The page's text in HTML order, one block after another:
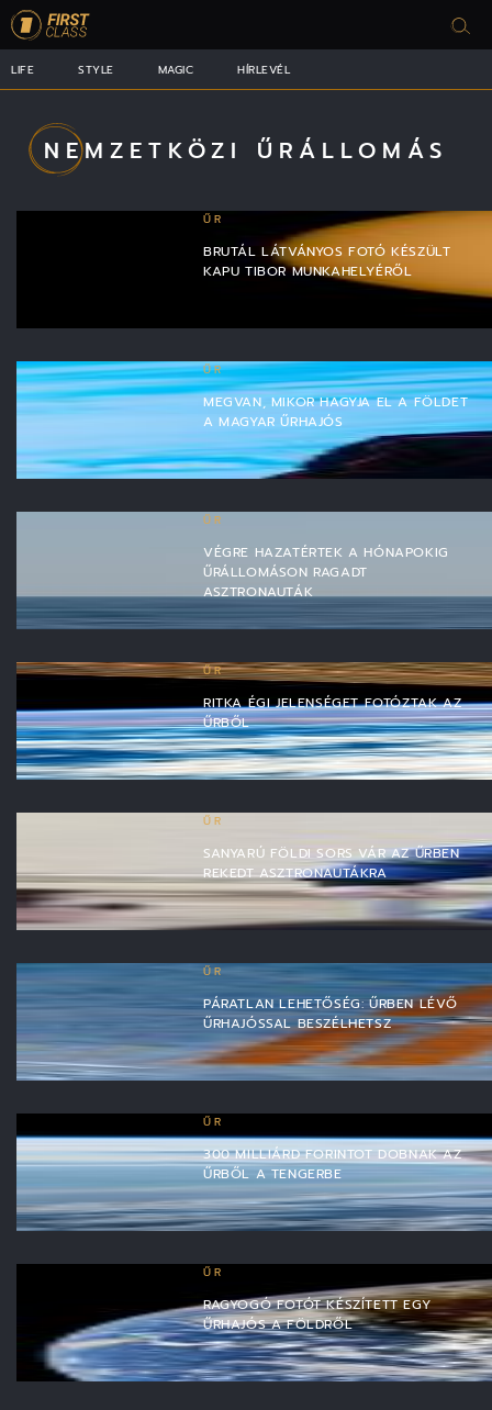
LIFE STYLE MAGIC HÍRLEVÉL
NEMZETKÖZI ŰRÁLLOMÁS
ŰR
BRUTÁL LÁTVÁNYOS FOTÓ KÉSZÜLT
KAPU TIBOR MUNKAHELYÉRŐL
ŰR
MEGVAN, MIKOR HAGYJA EL A FÖLDET
A MAGYAR ŰRHAJÓS
ŰR
VÉGRE HAZATÉRTEK A HÓNAPOKIG
ŰRÁLLOMÁSON RAGADT
ASZTRONAUTÁK
ŰR
RITKA ÉGI JELENSÉGET FOTÓZTAK AZ
ŰRBŐL
ŰR
SANYARÚ FÖLDI SORS VÁR AZ ŰRBEN
REKEDT ASZTRONAUTÁKRA
ŰR
PÁRATLAN LEHETŐSÉG: ŰRBEN LÉVŐ
ŰRHAJÓSSAL BESZÉLHETSZ
ŰR
300 MILLIÁRD FORINTOT DOBNAK AZ
ŰRBŐL A TENGERBE
ŰR
RAGYOGÓ FOTÓT KÉSZÍTETT EGY
ŰRHAJÓS A FÖLDRŐL